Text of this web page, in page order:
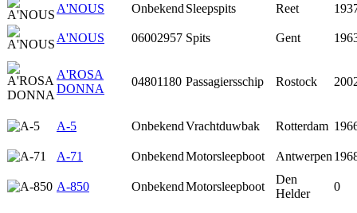
A'NOUS Onbekend Sleepspits Reet
A'NOUS 06002957 Spits Gent
A'ROSA
DONNA
04801180 Passagiersschip Rostock
A-5 OnbekendVrachtduwbak Rotterdam
A-71 OnbekendMotorsleepboot Antwerpen
A-850 OnbekendMotorsleepboot
Den
Helder
0